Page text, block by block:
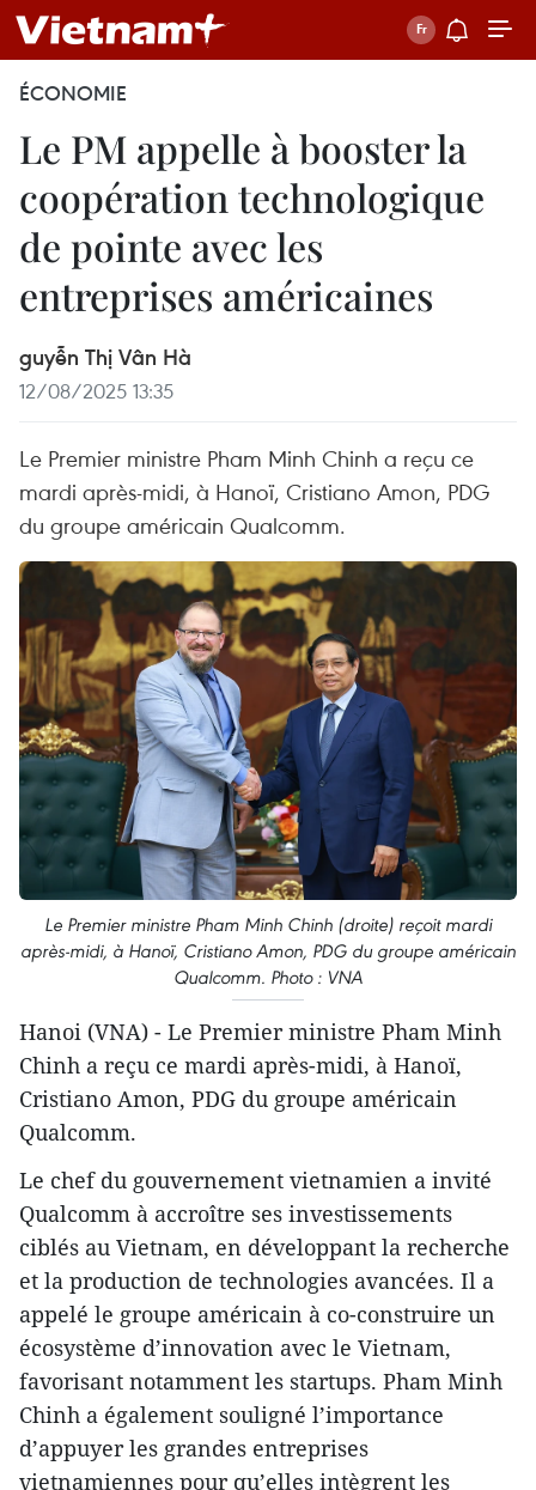
ÉCONOMIE
Le PM appelle à booster la
coopération technologique
de pointe avec les
entreprises américaines
guyễn Thị Vân Hà
12/08/2025 13:35
Le Premier ministre Pham Minh Chinh a reçu ce
mardi après-midi, à Hanoï, Cristiano Amon, PDG
du groupe américain Qualcomm.
Le Premier ministre Pham Minh Chinh (droite) reçoit mardi
après-midi, à Hanoï, Cristiano Amon, PDG du groupe américain
Qualcomm. Photo : VNA
Hanoi (VNA) - Le Premier ministre Pham Minh
Chinh a reçu ce mardi après-midi, à Hanoï,
Cristiano Amon, PDG du groupe américain
Qualcomm.
Le chef du gouvernement vietnamien a invité
Qualcomm à accroître ses investissements
ciblés au Vietnam, en développant la recherche
et la production de technologies avancées. Il a
appelé le groupe américain à co-construire un
écosystème d’innovation avec le Vietnam,
favorisant notamment les startups. Pham Minh
Chinh a également souligné l’importance
d’appuyer les grandes entreprises
vietnamiennes pour qu’elles intègrent les